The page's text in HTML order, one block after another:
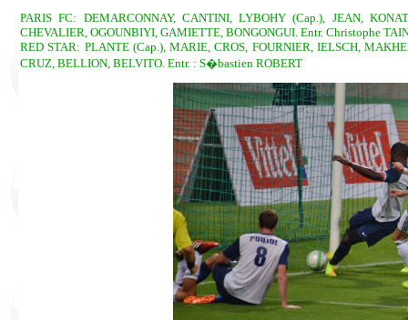
PARIS FC: DEMARCONNAY, CANTINI, LYBOHY (Cap.), JEAN,
CHEVALIER, OGOUNBIYI, GAMIETTE, BONGONGUI. Entr. Christophe
RED STAR: PLANTE (Cap.), MARIE, CROS, FOURNIER, IELSCH,
CRUZ, BELLION, BELVITO. Entr. : S�bastien ROBERT